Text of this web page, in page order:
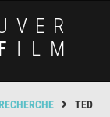
ILM
TED